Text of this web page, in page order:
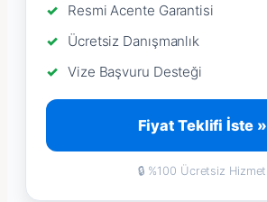
Resmi Acente Garantisi
Ücretsiz Danışmanlık
Vize Başvuru Desteği
Fiyat Teklifi İste »
🔒 %100 Ücretsiz Hizmet